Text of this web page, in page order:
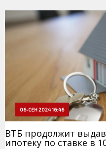
06-СЕН 2024 16:46
ВТБ продолжит
ипотеку по ставке в